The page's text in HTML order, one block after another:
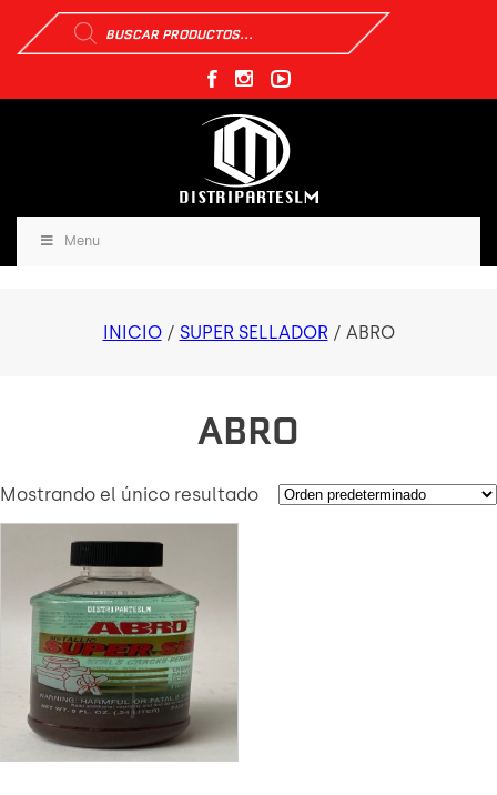
Búsqueda
de
productos
Menu
INICIO/ SUPER SELLADOR/ ABRO
ABRO
Mostrando el único resultado